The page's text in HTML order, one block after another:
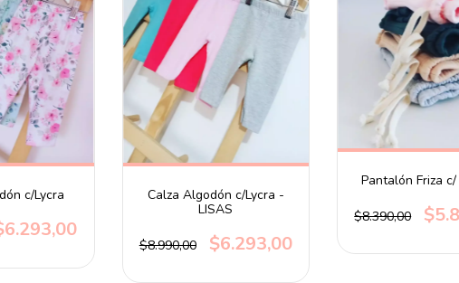
c/Lycra
Calza Algodón c/Lycra -
LISAS
$8.990,00 $6.293,00
Pantalón Friza
$8.390,00